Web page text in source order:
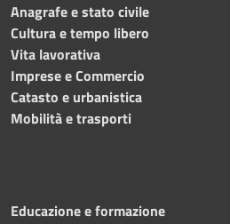
Anagrafe e stato civile
Cultura e tempo libero
Vita lavorativa
Imprese e Commercio
Catasto e urbanistica
Mobilità e trasporti
Educazione e formazione